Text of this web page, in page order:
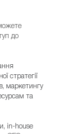
до
стратегії
маркетингу
та
in-house